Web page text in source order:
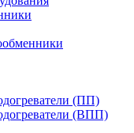
(ПП)
(ВПП)